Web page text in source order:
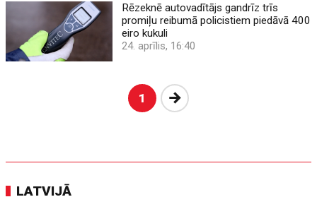
Rēzeknē autovadītājs gandrīz trīs
promiļu reibumā policistiem piedāvā 400
eiro kukuli
24. aprīlis, 16:40
1 Nākošā
LATVIJĀ